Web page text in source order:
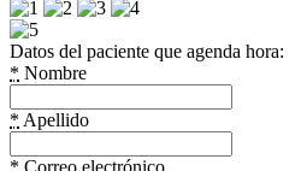
Datos del paciente que agenda hora:
* Nombre
* Apellido
* Correo electrónico